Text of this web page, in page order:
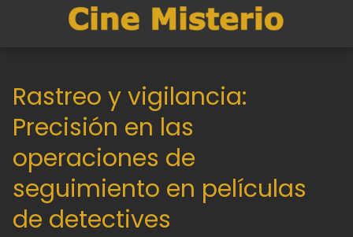
Rastreo y vigilancia:
Precisión en las
operaciones de
seguimiento en películas
de detectives